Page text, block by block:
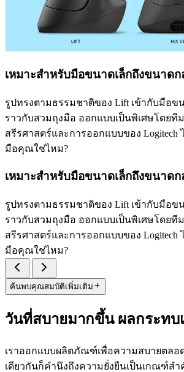
เหมาะสำหรับมือขนาดเล็กถึงขนาดก
รูปทรงตามธรรมชาติของ Lift เข้ากับมือข
ราวกับสวมถุงมือ ออกแบบเป็นพิเศษโดยที
สรีรศาสตร์และการออกแบบของ Logitech
มือคุณใช่ไหม?
เหมาะสำหรับมือขนาดเล็กถึงขนาดก
รูปทรงตามธรรมชาติของ Lift เข้ากับมือข
ราวกับสวมถุงมือ ออกแบบเป็นพิเศษโดยที
สรีรศาสตร์และการออกแบบของ Logitech
มือคุณใช่ไหม?
ค้นพบคุณสมบัติเพิ่มเติม
วันที่สบายมากขึ้น ผลกระทบ
เราออกแบบผลิตภัณฑ์เพื่อความสบายตลอ
เดียวกันก็คำนึงถึงความยั่งยืนเป็นเกณฑ์ส